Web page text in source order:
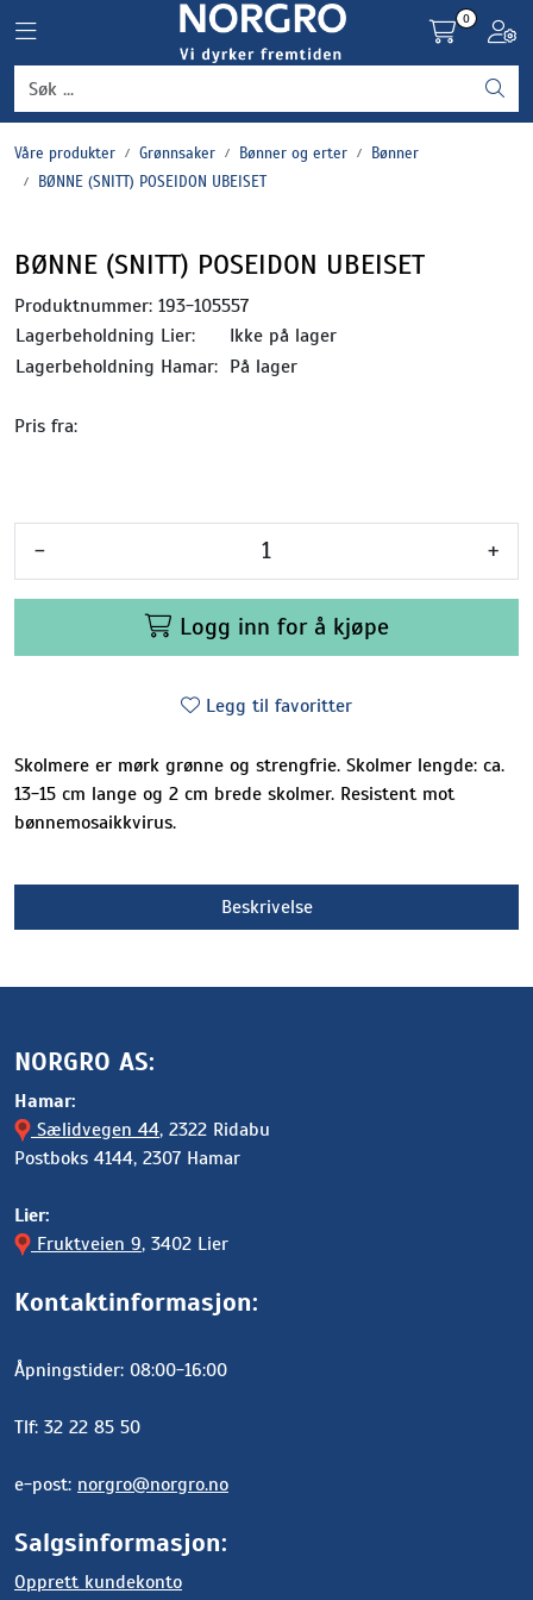
Toggle navigation
0
Våre produkter Grønnsaker Bønner og erter
Bønner
BØNNE (SNITT) POSEIDON UBEISET
BØNNE (SNITT) POSEIDON UBEISET
Produktnummer: 193-105557
Lagerbeholdning Lier:
Ikke på lager
Lagerbeholdning Hamar: På lager
Pris fra:
- +
Logg inn for å kjøpe
Legg til favoritter
Skolmere er mørk grønne og strengfrie. Skolmer lengde: ca.
13-15 cm lange og 2 cm brede skolmer. Resistent mot
bønnemosaikkvirus.
Beskrivelse
NORGRO AS:
Hamar:
Sælidvegen 44, 2322 Ridabu
Postboks 4144, 2307 Hamar
Lier:
Fruktveien 9, 3402 Lier
Kontaktinformasjon:
Åpningstider: 08:00-16:00
Tlf: 32 22 85 50
e-post: norgro@norgro.no
Salgsinformasjon:
Opprett kundekonto
Grønnsaker
Settepotet og setteløk
Plantevern og nyttedyr
Blomster, potter og brett
Driftsmidler